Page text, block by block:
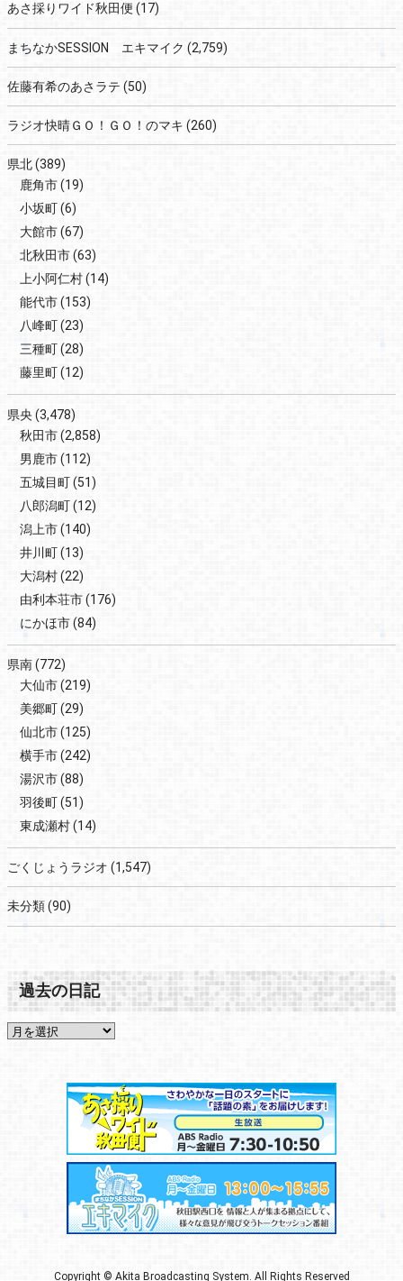
あさ採りワイド秋田便 (17)
まちなかSESSION エキマイク (2,759)
佐藤有希のあさラテ (50)
ラジオ快晴ＧＯ！ＧＯ！のマキ (260)
県北(389)
鹿角市(19)
小坂町(6)
大館市(67)
北秋田市(63)
上小阿仁村(14)
能代市(153)
八峰町(23)
三種町(28)
藤里町(12)
県央(3,478)
秋田市(2,858)
男鹿市(112)
五城目町(51)
八郎潟町(12)
潟上市(140)
井川町(13)
大潟村(22)
由利本荘市(176)
にかほ市(84)
県南(772)
大仙市(219)
美郷町(29)
仙北市(125)
横手市(242)
湯沢市(88)
羽後町(51)
東成瀬村(14)
ごくじょうラジオ (1,547)
未分類(90)
過去の日記
Copyright © Akita Broadcasting System. All Rights Reserved